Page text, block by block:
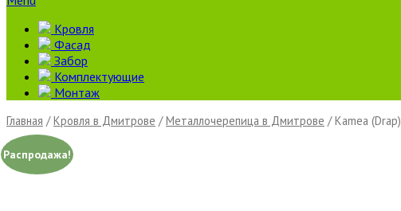
Кровля
Фасад
Забор
Комплектующие
Монтаж
Главная /Кровля в Дмитрове /Металлочерепица в Дмитрове / Kamea (Drap)
Распродажа!